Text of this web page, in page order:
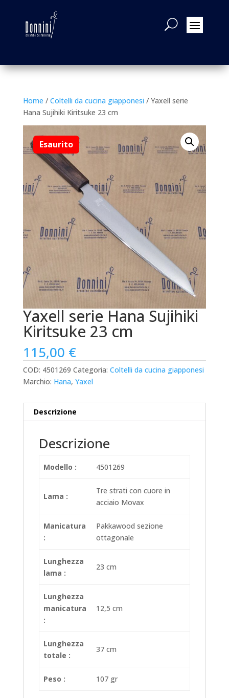
Home / Coltelli da cucina giapponesi / Yaxell serie
Hana Sujihiki Kiritsuke 23 cm
Yaxell serie Hana Sujihiki
Kiritsuke 23 cm
115,00 €
COD: 4501269 Categoria: Coltelli da cucina giapponesi
Marchio: Hana, Yaxel
Descrizione
Descrizione
Modello : 4501269
Lama :
Tre strati con cuore in
acciaio Movax
Manicatura
:
Pakkawood sezione
ottagonale
Lunghezza
lama :
23 cm
Lunghezza
manicatura
:
12,5 cm
Lunghezza
totale :
37 cm
Peso : 107 gr